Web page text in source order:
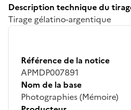
Description technique du
Tirage gélatino-argentique
Référence de la notice
APMDP007891
Nom de la base
Photographies (Mémoire)